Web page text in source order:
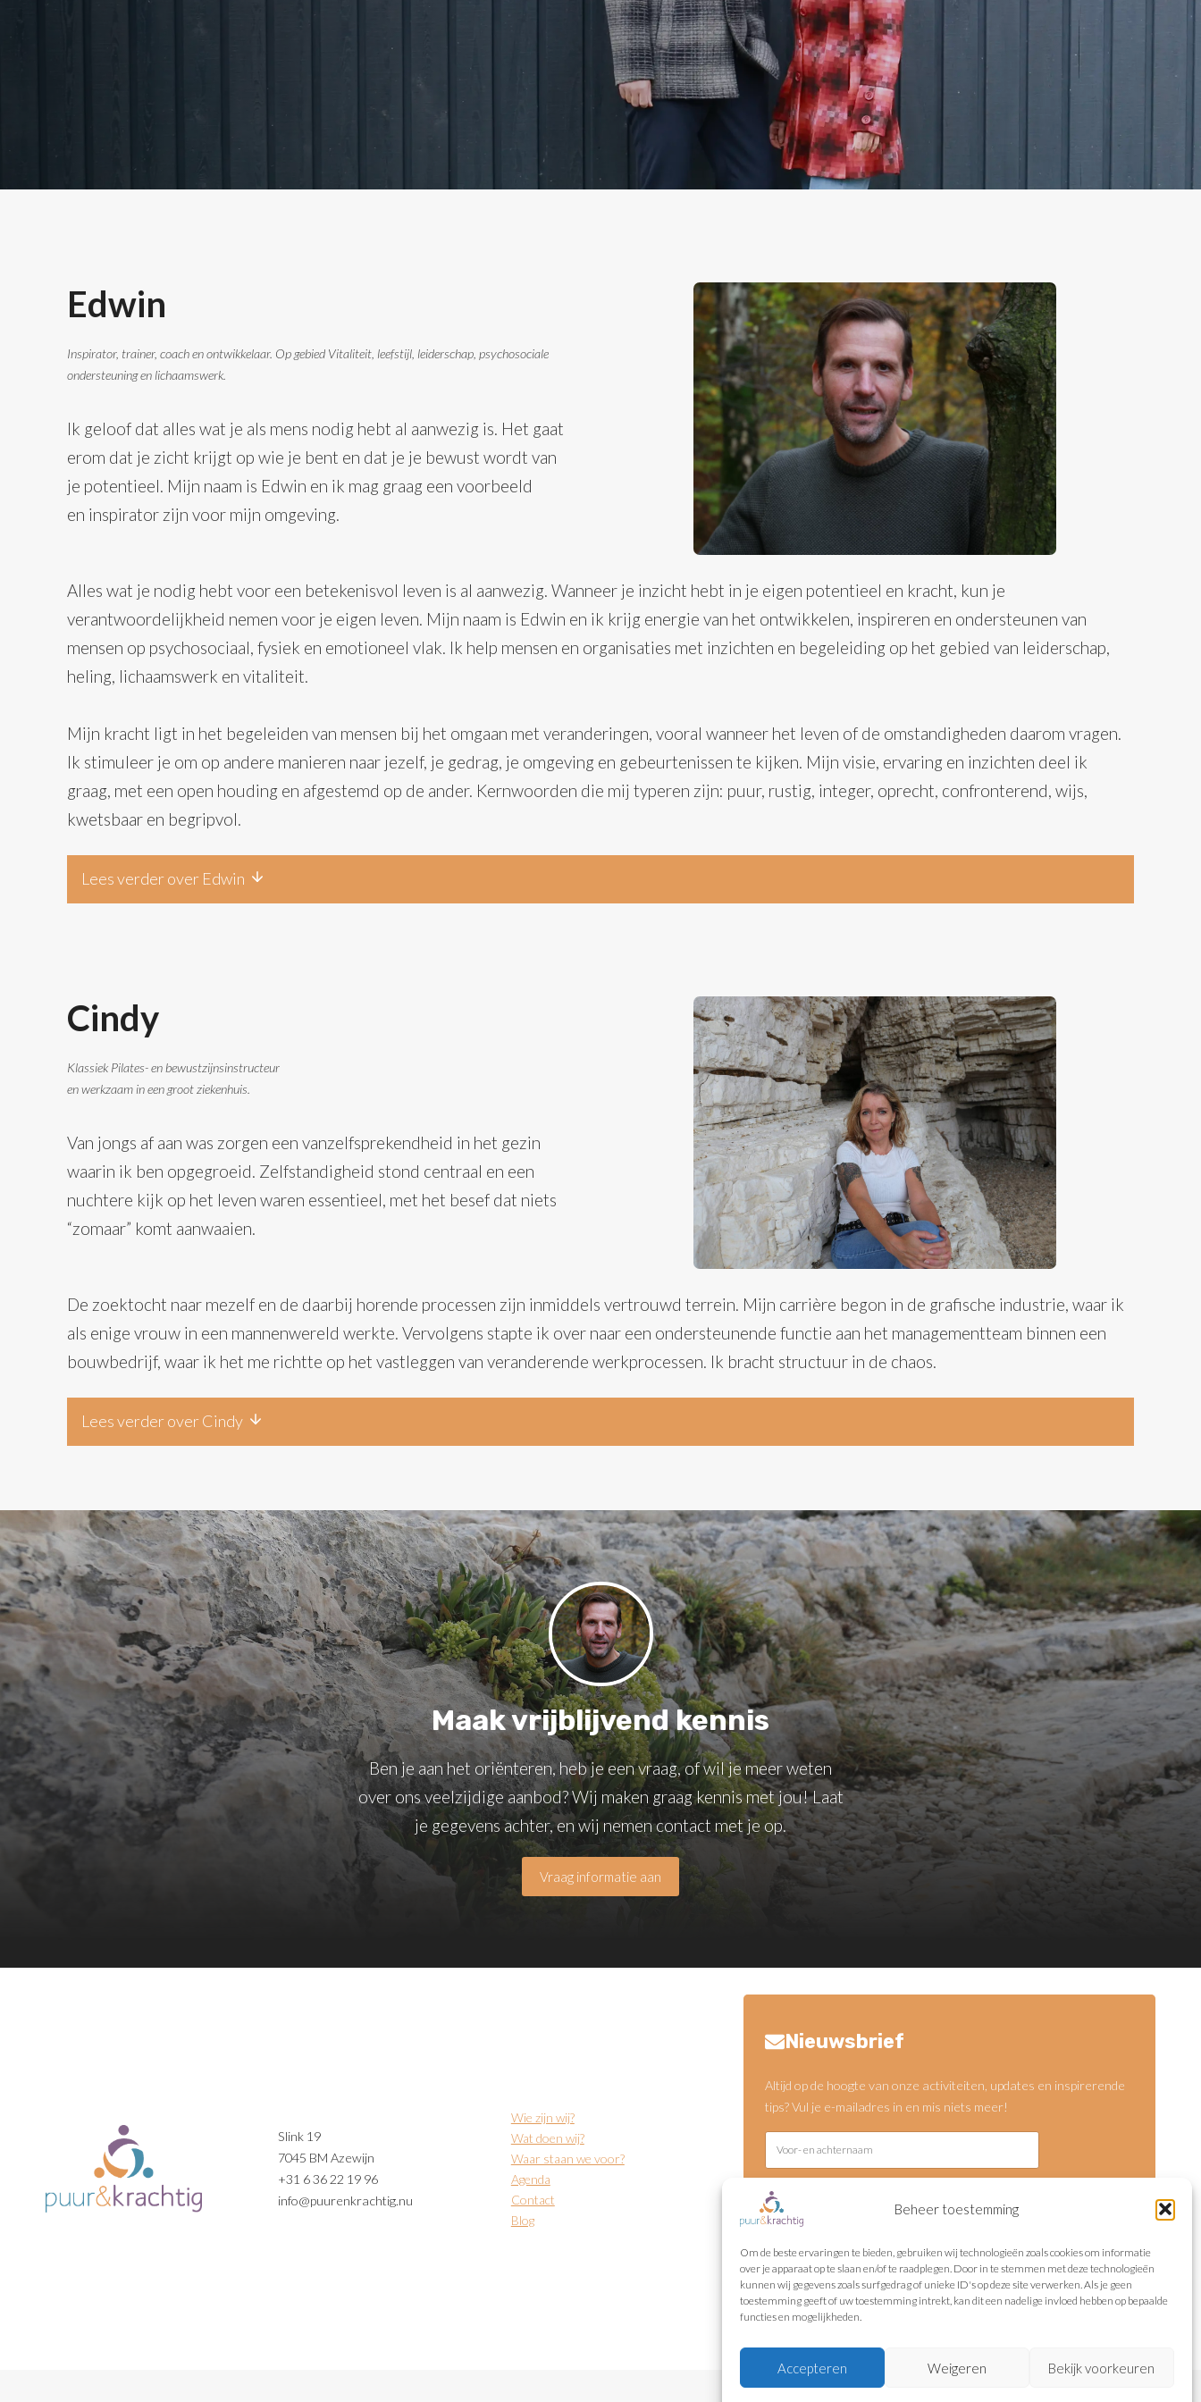
Beheer toestemming
Om de beste ervaringen te bieden, gebruiken wij technologieën zoals cookies om informatie
over je apparaat op te slaan en/of te raadplegen. Door in te stemmen met deze technologieën
kunnen wij gegevens zoals surfgedrag of unieke ID's op deze site verwerken. Als je geen
toestemming geeft of uw toestemming intrekt, kan dit een nadelige invloed hebben op bepaalde
functies en mogelijkheden.
Accepteren Weigeren Bekijk voorkeuren
Edwin
Inspirator, trainer, coach en ontwikkelaar. Op gebied Vitaliteit, leefstijl, leiderschap, psychosociale
ondersteuning en lichaamswerk.
Ik geloof dat alles wat je als mens nodig hebt al aanwezig is. Het gaat
erom dat je zicht krijgt op wie je bent en dat je je bewust wordt van
je potentieel. Mijn naam is Edwin en ik mag graag een voorbeeld
en inspirator zijn voor mijn omgeving.
Alles wat je nodig hebt voor een betekenisvol leven is al aanwezig. Wanneer je inzicht hebt in je eigen potentieel en kracht, kun je
verantwoordelijkheid nemen voor je eigen leven. Mijn naam is Edwin en ik krijg energie van het ontwikkelen, inspireren en ondersteunen van
mensen op psychosociaal, fysiek en emotioneel vlak. Ik help mensen en organisaties met inzichten en begeleiding op het gebied van leiderschap,
heling, lichaamswerk en vitaliteit.
Mijn kracht ligt in het begeleiden van mensen bij het omgaan met veranderingen, vooral wanneer het leven of de omstandigheden daarom vragen.
Ik stimuleer je om op andere manieren naar jezelf, je gedrag, je omgeving en gebeurtenissen te kijken. Mijn visie, ervaring en inzichten deel ik
graag, met een open houding en afgestemd op de ander. Kernwoorden die mij typeren zijn: puur, rustig, integer, oprecht, confronterend, wijs,
kwetsbaar en begripvol.
Lees verder over Edwin
Cindy
Klassiek Pilates- en bewustzijnsinstructeur
en werkzaam in een groot ziekenhuis.
Van jongs af aan was zorgen een vanzelfsprekendheid in het gezin
waarin ik ben opgegroeid. Zelfstandigheid stond centraal en een
nuchtere kijk op het leven waren essentieel, met het besef dat niets
“zomaar” komt aanwaaien.
De zoektocht naar mezelf en de daarbij horende processen zijn inmiddels vertrouwd terrein. Mijn carrière begon in de grafische industrie, waar ik
als enige vrouw in een mannenwereld werkte. Vervolgens stapte ik over naar een ondersteunende functie aan het managementteam binnen een
bouwbedrijf, waar ik het me richtte op het vastleggen van veranderende werkprocessen. Ik bracht structuur in de chaos.
Lees verder over Cindy
Maak vrijblijvend kennis
Ben je aan het oriënteren, heb je een vraag, of wil je meer weten
over ons veelzijdige aanbod? Wij maken graag kennis met jou! Laat
je gegevens achter, en wij nemen contact met je op.
Vraag informatie aan
Slink 19
7045 BM Azewijn
+31 6 36 22 19 96
info@puurenkrachtig.nu
Wie zijn wij?
Wat doen wij?
Waar staan we voor?
Agenda
Contact
Blog
Nieuwsbrief
Altijd op de hoogte van onze activiteiten, updates en inspirerende
tips? Vul je e-mailadres in en mis niets meer!
Verzenden
Wij gaan discreet om met je gegevens.